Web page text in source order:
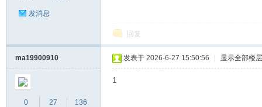
发消息
回复
ma19900910
0
27
136
发表于 2026-6-27 15:50:56 显示全部楼层
1